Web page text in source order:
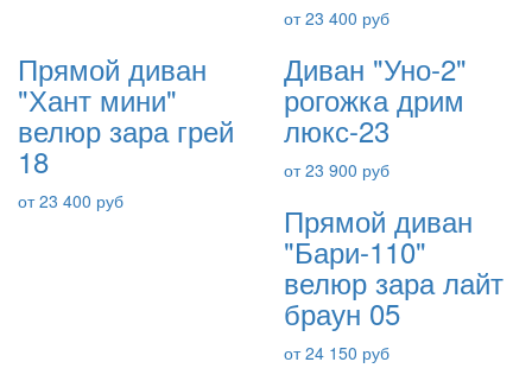
от 23 400 руб
Прямой диван
"Хант мини"
велюр зара грей
18
от 23 400 руб
Диван "Уно-2"
рогожка дрим
люкс-23
от 23 900 руб
Прямой диван
"Бари-110"
велюр зара лайт
браун 05
от 24 150 руб